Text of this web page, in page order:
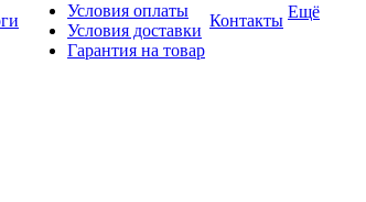
Условия оплаты
Условия доставки
Гарантия на товар
Контакты Ещё